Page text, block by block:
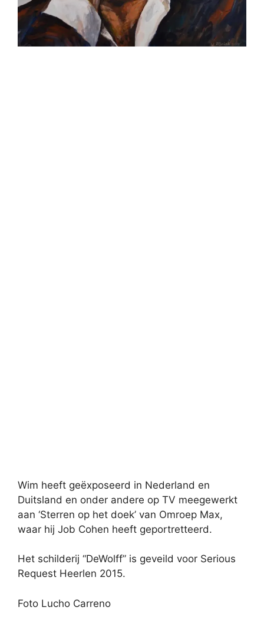
Wim heeft geëxposeerd in Nederland en
Duitsland en onder andere op TV meegewerkt
aan ‘Sterren op het doek’ van Omroep Max,
waar hij Job Cohen heeft geportretteerd.
Het schilderij “DeWolff” is geveild voor Serious
Request Heerlen 2015.
Foto Lucho Carreno